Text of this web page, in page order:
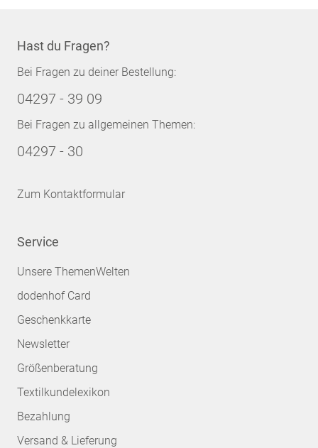
Hast du Fragen?
Bei Fragen zu deiner Bestellung:
04297 - 39 09
Bei Fragen zu allgemeinen Themen:
04297 - 30
Zum Kontaktformular
Service
Unsere ThemenWelten
dodenhof Card
Geschenkkarte
Newsletter
Größenberatung
Textilkundelexikon
Bezahlung
Versand & Lieferung